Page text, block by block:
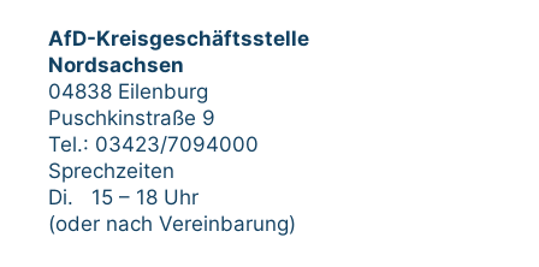
AfD-Kreisgeschäftsstelle
Nordsachsen
04838 Eilenburg
Puschkinstraße 9
Tel.: 03423/7094000
Sprechzeiten
Di. 15 – 18 Uhr
(oder nach Vereinbarung)